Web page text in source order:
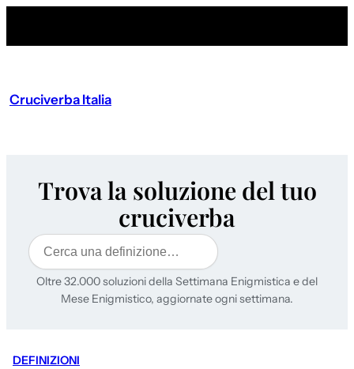
Cruciverba Italia
Trova la soluzione del tuo
cruciverba
Cerca
Oltre 32.000 soluzioni della Settimana Enigmistica e del
Mese Enigmistico, aggiornate ogni settimana.
DEFINIZIONI